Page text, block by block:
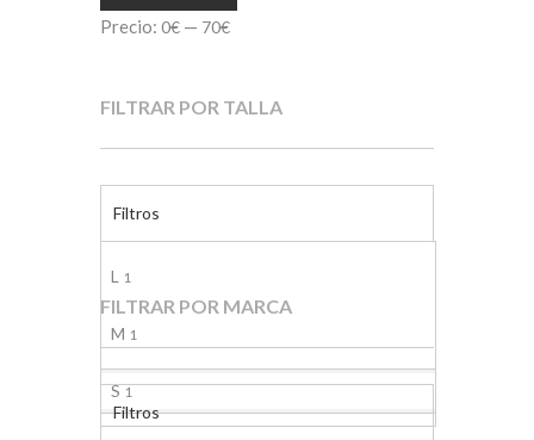
Precio: 0€ — 70€
FILTRAR POR TALLA
Filtros
L 1
M 1
S1
FILTRAR POR MARCA
Filtros